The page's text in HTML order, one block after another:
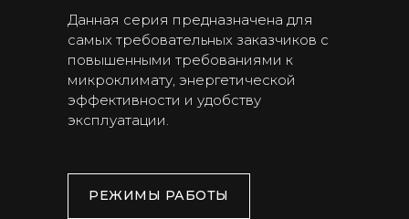
Данная серия предназначена для
самых требовательных заказчиков с
повышенными требованиями к
микроклимату, энергетической
эффективности и удобству
эксплуатации.
РЕЖИМЫ РАБОТЫ